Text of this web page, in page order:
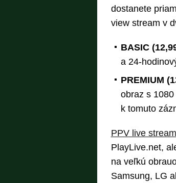
dostanete
view stream v
BASIC
a 24-
PREMIUM
obraz s
k tomuto
PPV live stream
PlayLive.net,
na veľkú
Samsung, LG